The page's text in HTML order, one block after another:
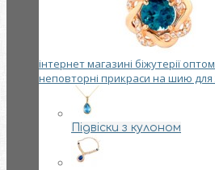
інтернет магазині біжутерії
неповторні прикраси на шию для
Підвіски з кулоном